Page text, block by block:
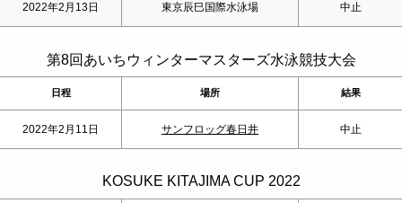
2022年2月13日 東京辰巳国際水泳場 中止
第8回あいちウィンターマスターズ水泳競技大会
日程 場所 結果
2022年2月11日 サンフロッグ春日井 中止
KOSUKE KITAJIMA CUP 2022